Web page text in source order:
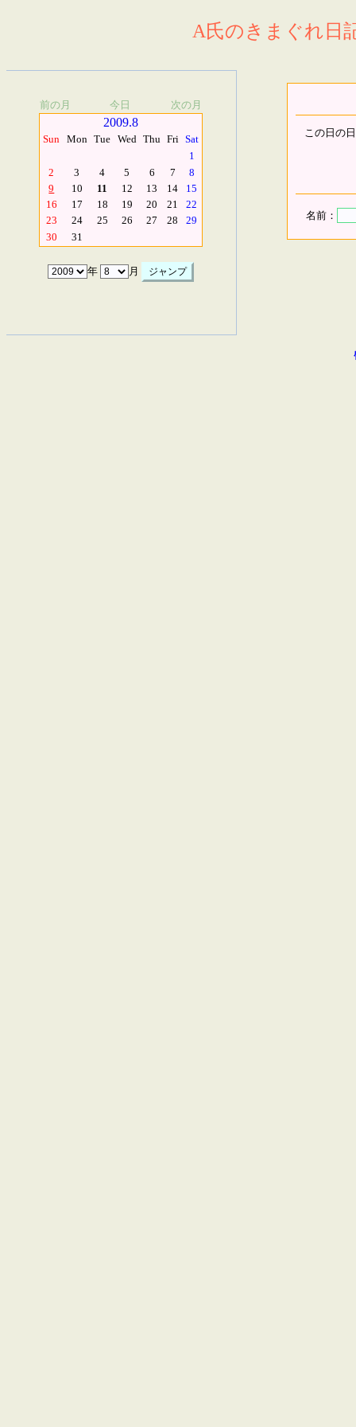
A氏のきまぐれ日
前の月 今日 次の月
2009.8
Sun Mon Tue Wed Thu Fri Sat
1
2
3 4 5 6 7
8
9
10 11 12 13 14
15
16
17 18 19 20 21
22
23
24 25 26 27 28
29
30
31
年 月
この日の
名前：